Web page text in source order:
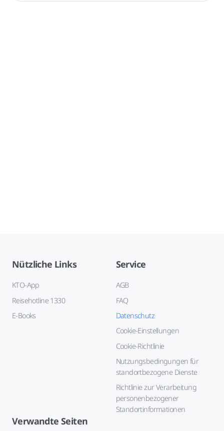
Nützliche Links
KTO-App
Reisehotline 1330
E-Books
Service
AGB
FAQ
Datenschutz
Cookie-Einstellungen
Cookie-Richtlinie
Nutzungsbedingungen für
standortbezogene Dienste
Richtlinie zur Verarbeitung
personenbezogener
Standortinformationen
Verwandte Seiten